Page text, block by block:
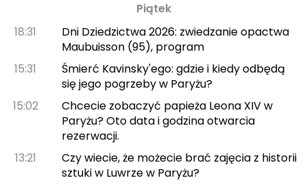
Piątek
18:31
Dni Dziedzictwa 2026: zwiedzanie opactwa
Maubuisson (95), program
15:31
Śmierć Kavinsky'ego: gdzie i kiedy odbędą
się jego pogrzeby w Paryżu?
15:02
Chcecie zobaczyć papieża Leona XIV w
Paryżu? Oto data i godzina otwarcia
rezerwacji.
13:21
Czy wiecie, że możecie brać zajęcia z historii
sztuki w Luwrze w Paryżu?